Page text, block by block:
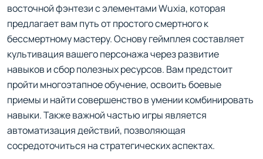
восточной фэнтези с элементами Wuxia, которая
предлагает вам путь от простого смертного к
бессмертному мастеру. Основу геймплея составляет
культивация вашего персонажа через развитие
навыков и сбор полезных ресурсов. Вам предстоит
пройти многоэтапное обучение, освоить боевые
приемы и найти совершенство в умении комбинировать
навыки. Также важной частью игры является
автоматизация действий, позволяющая
сосредоточиться на стратегических аспектах.